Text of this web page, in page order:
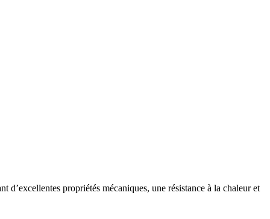
propriétés mécaniques, une résistance à la chaleur et